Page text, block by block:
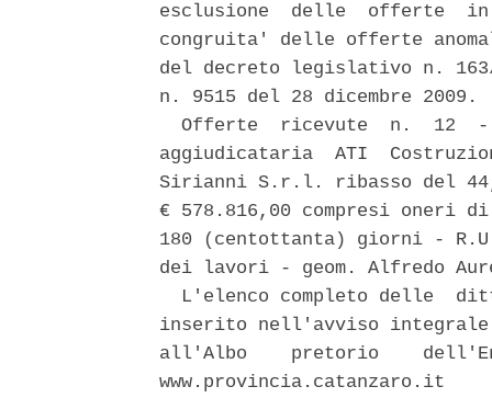
esclusione  delle  offerte
congruita' delle offerte
del decreto legislativo n. 163/
n. 9515 del 28 dicembre 2009.
Offerte  ricevute  n.  12
aggiudicataria  ATI
Sirianni S.r.l. ribasso del
€ 578.816,00 compresi oneri
180 (centottanta) giorni -
dei lavori - geom. Alfredo
L'elenco completo delle
inserito nell'avviso integrale
all'Albo    pretorio
www.provincia.catanzaro.it